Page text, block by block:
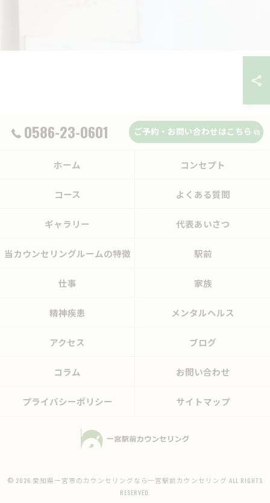
0586-23-0601 ご予約・お問い合わせはこちら
ホーム コンセプト
コース よくある質問
ギャラリー 代表あいさつ
当カウンセリングルームの特徴 駅前
仕事 家族
精神疾患 メンタルヘルス
アクセス ブログ
コラム お問い合わせ
プライバシーポリシー サイトマップ
© 2026 愛知県一宮市のカウンセリングなら一宮駅前カウンセリング ALL RIGHTS
RESERVED.